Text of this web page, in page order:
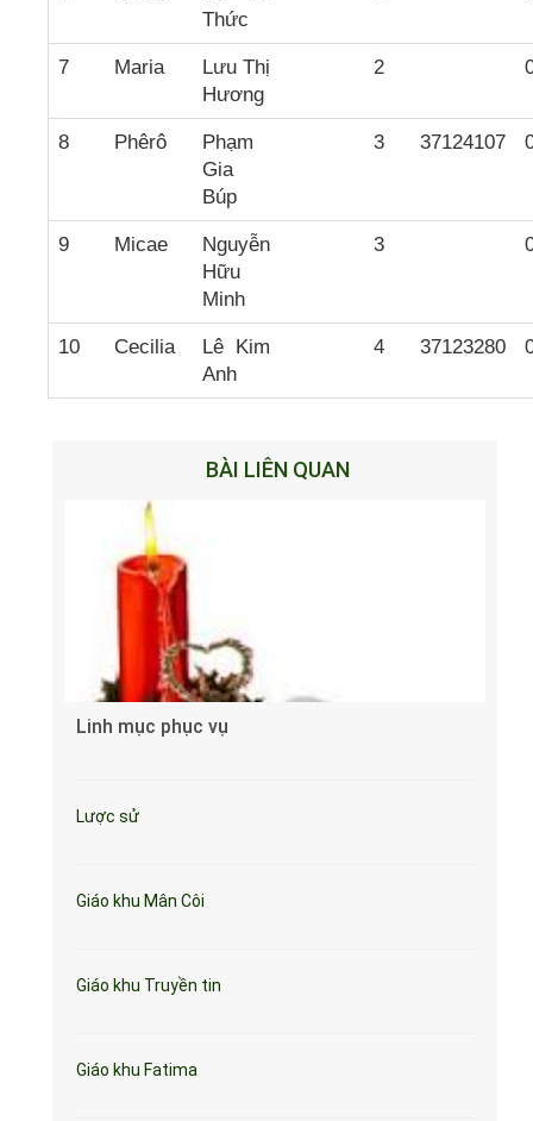
Thức
7 Maria
Lưu Thị
Hương
2
8 Phêrô
Phạm
Gia
Búp
3 37124107
9 Micae
Nguyễn
Hữu
Minh
3
10 Cecilia
Lê Kim
Anh
4 37123280
BÀI LIÊN QUAN
Linh mục phục vụ
Lược sử
Giáo khu Mân Côi
Giáo khu Truyền tin
Giáo khu Fatima